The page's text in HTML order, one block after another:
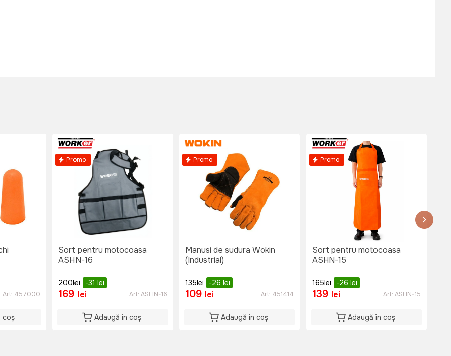
Art:452604
Art: 457000
coș
Promo
Sort pentru motocoasa
ASHN-16
200lei -31 lei
169 lei Art: ASHN-16
Adaugă în coș
Promo
Manusi de sudura Wokin
(Industrial)
135lei -26 lei
109 lei Art: 451414
Adaugă în coș
Promo
Sort pentru motocoasa
ASHN-15
165lei -26 lei
139 lei Art: ASHN-15
Adaugă în coș